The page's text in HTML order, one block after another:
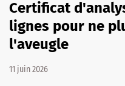
Certificat
lignes pour ne
l'aveugle
11 juin 2026